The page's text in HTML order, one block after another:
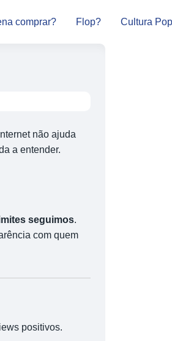
comprar? Flop? Cultura Pop
não ajuda
a entender.
seguimos.
com quem
positivos.